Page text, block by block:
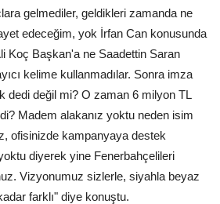
gelmediler, geldikleri zamanda ne
edeceğim, yok İrfan Can konusunda
Koç Başkan'a ne Saadettin Saran
kelime kullanmadılar. Sonra imza
dedi değil mi? O zaman 6 milyon TL
Madem alakanız yoktu neden isim
ofisinizde kampanyaya destek
diyerek yine Fenerbahçelileri
Vizyonumuz sizlerle, siyahla beyaz
farklı" diye konuştu.